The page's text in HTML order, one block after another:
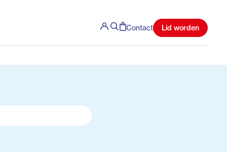
Contact Lid worden